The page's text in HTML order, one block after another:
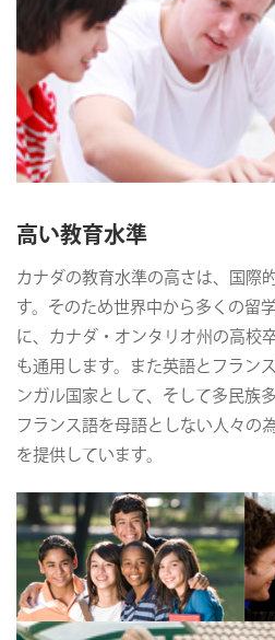
高い教育水準
カナダの教育水準の高さは、国際
す。そのため世界中から多くの留
に、カナダ・オンタリオ州の高校
も通用します。また英語とフラン
ンガル国家として、そして多民族
フランス語を母語としない人々の
を提供しています。